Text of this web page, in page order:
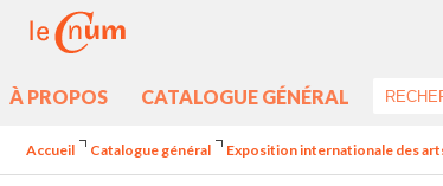
À PROPOS CATALOGUE GÉNÉRAL
Accueil Catalogue général Exposition internationale des